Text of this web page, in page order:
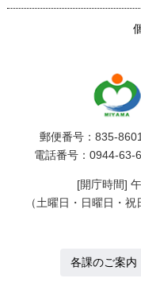
郵便番号：835-
電話番号：0944-
[開庁時間]
（土曜日・日曜日・
各課のご案内